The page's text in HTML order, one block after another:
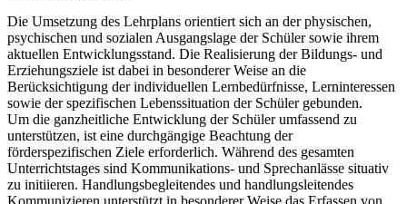
Die Umsetzung des Lehrplans orientiert sich an der physischen,
psychischen und sozialen Ausgangslage der Schüler sowie ihrem
aktuellen Entwicklungsstand. Die Realisierung der Bildungs- und
Erziehungsziele ist dabei in besonderer Weise an die
Berücksichtigung der individuellen Lernbedürfnisse, Lerninteressen
sowie der spezifischen Lebenssituation der Schüler gebunden.
Um die ganzheitliche Entwicklung der Schüler umfassend zu
unterstützen, ist eine durchgängige Beachtung der
förderspezifischen Ziele erforderlich. Während des gesamten
Unterrichtstages sind Kommunikations- und Sprechanlässe situativ
zu initiieren. Handlungsbegleitendes und handlungsleitendes